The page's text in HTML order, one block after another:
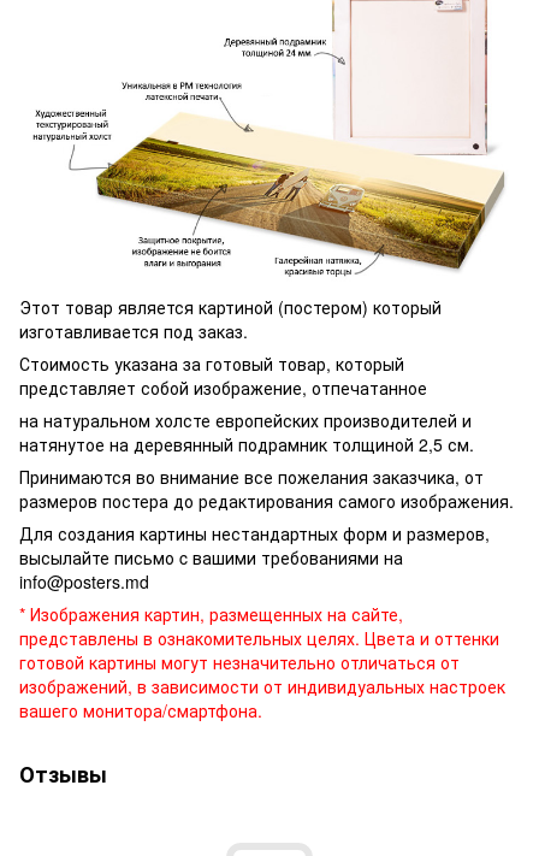
Этот товар является картиной (постером) который
изготавливается под заказ.
Стоимость указана за готовый товар, который
представляет собой изображение, отпечатанное
на натуральном холсте европейских производителей и
натянутое на деревянный подрамник толщиной 2,5 см.
Принимаются во внимание все пожелания заказчика, от
размеров постера до редактирования самого изображения.
Для создания картины нестандартных форм и размеров,
высылайте письмо c вашими требованиями на
info@posters.md
* Изображения картин, размещенных на сайте,
представлены в ознакомительных целях. Цвета и оттенки
готовой картины могут незначительно отличаться от
изображений, в зависимости от индивидуальных настроек
вашего монитора/смартфона.
Отзывы